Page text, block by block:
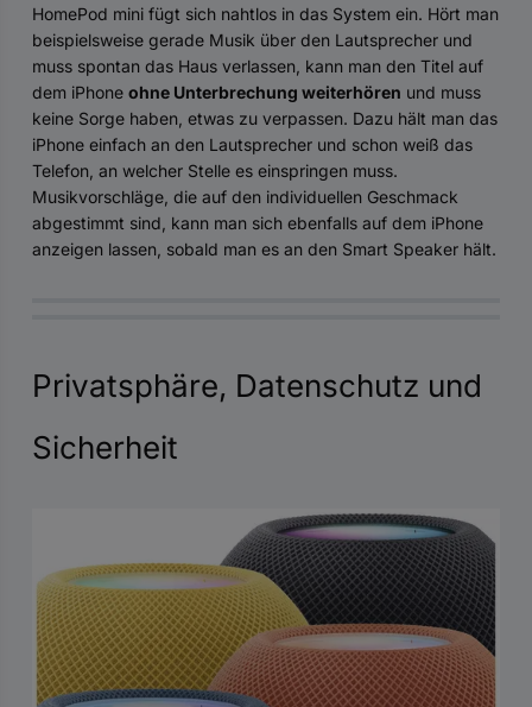
HomePod mini fügt sich nahtlos in das System ein. Hört man
beispielsweise gerade Musik über den Lautsprecher und
muss spontan das Haus verlassen, kann man den Titel auf
dem iPhone ohne Unterbrechung weiterhören und muss
keine Sorge haben, etwas zu verpassen. Dazu hält man das
iPhone einfach an den Lautsprecher und schon weiß das
Telefon, an welcher Stelle es einspringen muss.
Musikvorschläge, die auf den individuellen Geschmack
abgestimmt sind, kann man sich ebenfalls auf dem iPhone
anzeigen lassen, sobald man es an den Smart Speaker hält.
Privatsphäre, Datenschutz und
Sicherheit